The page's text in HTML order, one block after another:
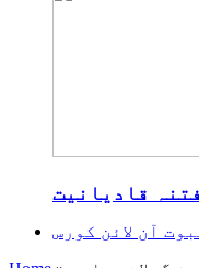
قادیانیت
آن لائن کورس